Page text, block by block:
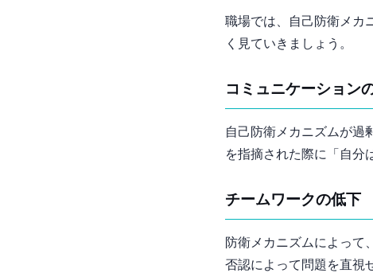
職場では、自己防衛メカ
く見ていきましょう。
1. コミュニケーション
自己防衛メカニズムが過
を指摘された際に「自分
2. チームワークの低下
防衛メカニズムによって
否認によって問題を直視